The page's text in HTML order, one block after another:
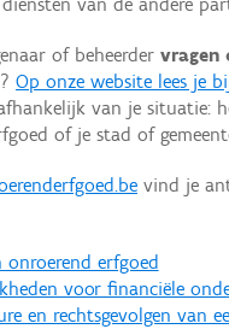
of beheerder vragen
? Op onze website lees je
van je situatie:
of je stad of
vind je
onroerend erfgoed
voor financiële
en rechtsgevolgen van